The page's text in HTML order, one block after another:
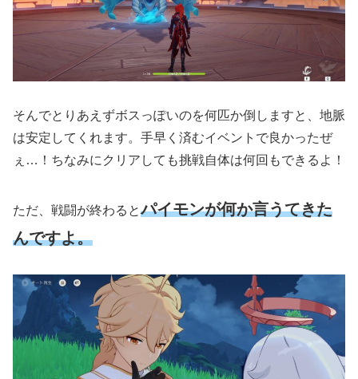
そんでとりあえずボスっぽいのを何匹か倒しますと、地脈
は安定してくれます。手早く済むイベントで良かったぜ
ぇ…！ちなみにクリアしても挑戦自体は何回もできるよ！
ただ、戦闘が終わるとパイモンが何か言うてきた
んですよ。